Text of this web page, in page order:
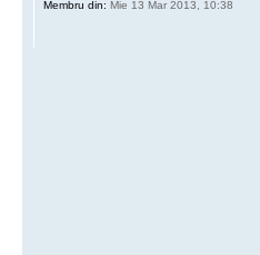
Membru din: Mie 13 Mar 2013, 10:38